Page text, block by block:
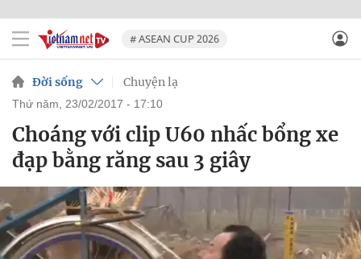
# ASEAN CUP 2026
Đời sống Chuyện lạ
thứ năm, 23/02/2017 - 17:10
Choáng với clip U60 nhấc bổng xe
đạp bằng răng sau 3 giây